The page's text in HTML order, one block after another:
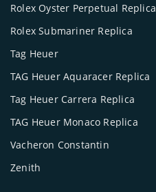
Rolex Oyster Perpetual Replica
Rolex Submariner Replica
Tag Heuer
TAG Heuer Aquaracer Replica
Tag Heuer Carrera Replica
TAG Heuer Monaco Replica
Vacheron Constantin
Zenith